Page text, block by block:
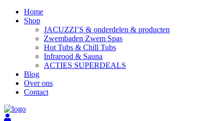
Home
Shop
JACUZZI’S & onderdelen & producten
Zwembaden Zwem Spas
Hot Tubs & Chill Tubs
Infrarood & Sauna
ACTIES SUPERDEALS
Blog
Over ons
Contact